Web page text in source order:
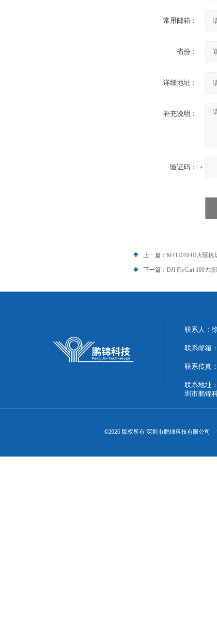
常用邮箱：
省份：
详细地址：
补充说明：
验证码：
上一篇： M4TD/M4D大疆机
下一篇： DJI FlyCart 100大
联系人：
联系邮箱
联系传真
联系地址
圳市鹏锦
©2026 版权所有 深圳市鹏锦科技有限公司